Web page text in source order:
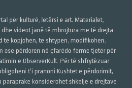
për kulturë, letërsi e art. Materialet,
videot janë të mbrojtura me të drejta
të kopjohen, të shtypen, modifikohen,
ose përdoren në çfarëdo forme tjetër për
e ObserverKult. Për të shfrytëzuar
t'i pranoni Kushtet e përdorimit,
konsiderohet shkelje e drejtave